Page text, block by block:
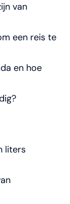
van
een reis te
en hoe
liters